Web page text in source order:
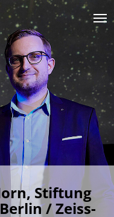
Stiftung
/ Zeiss-